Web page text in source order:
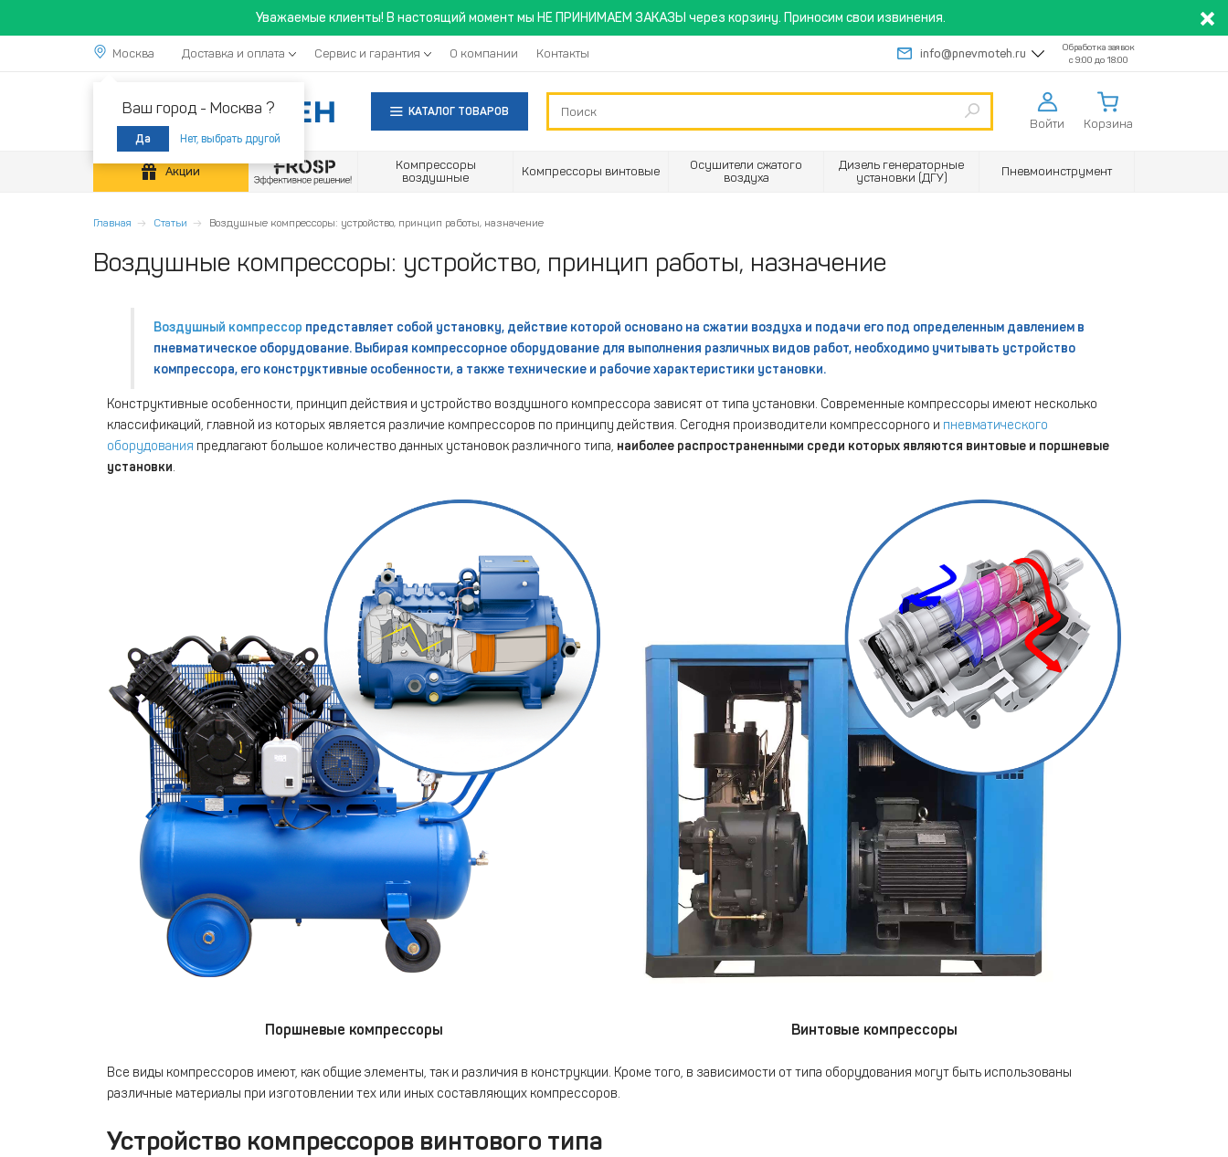
Уважаемые клиенты! В настоящий момент мы НЕ ПРИНИМАЕМ ЗАКАЗЫ через корзину. Приносим свои извинения.
Москва
Ваш город - Москва ?
Да Нет, выбрать другой
Доставка и оплата Сервис и гарантия О компании Контакты info@pnevmoteh.ru
Обработка заявок
с 9:00 до 18:00
КАТАЛОГ ТОВАРОВ
Войти Корзина
Акции
Компрессоры
воздушные
Компрессоры винтовые
Осушители сжатого
воздуха
Дизель генераторные
установки (ДГУ)
Пневмоинструмент
Главная Статьи Воздушные компрессоры: устройство, принцип работы, назначение
Воздушные компрессоры: устройство, принцип работы, назначение
Воздушный компрессор представляет собой установку, действие которой основано на сжатии воздуха и подачи его под определенным давлением в
пневматическое оборудование. Выбирая компрессорное оборудование для выполнения различных видов работ, необходимо учитывать устройство
компрессора, его конструктивные особенности, а также технические и рабочие характеристики установки.
Конструктивные особенности, принцип действия и устройство воздушного компрессора зависят от типа установки. Современные компрессоры имеют несколько
классификаций, главной из которых является различие компрессоров по принципу действия. Сегодня производители компрессорного и пневматического
оборудования предлагают большое количество данных установок различного типа, наиболее распространенными среди которых являются винтовые и поршневые
установки.
Поршневые компрессоры Винтовые компрессоры
Все виды компрессоров имеют, как общие элементы, так и различия в конструкции. Кроме того, в зависимости от типа оборудования могут быть использованы
различные материалы при изготовлении тех или иных составляющих компрессоров.
Устройство компрессоров винтового типа